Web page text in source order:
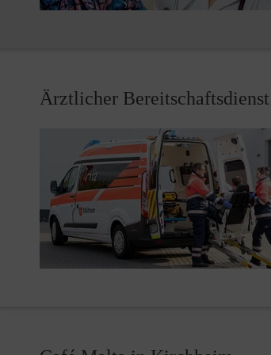
Ärztlicher